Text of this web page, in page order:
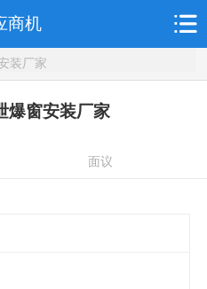
商机
装厂家
爆窗安装厂家
面议